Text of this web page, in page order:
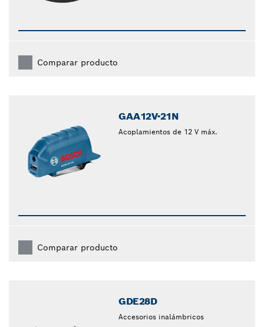
Comparar producto
GAA12V-21N
Acoplamientos de 12 V máx.
Comparar producto
GDE28D
Accesorios inalámbricos